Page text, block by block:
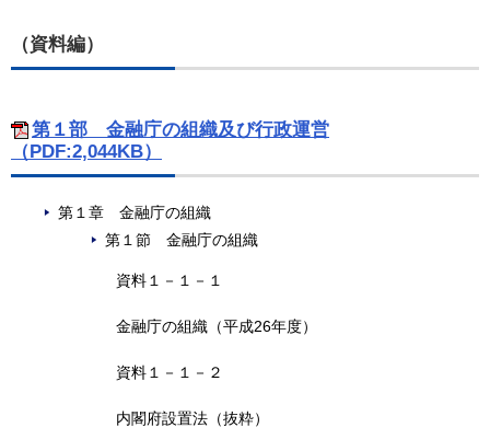
（資料編）
第１部 金融庁の組織及び行政運営
（PDF:2,044KB）
第１章 金融庁の組織
第１節 金融庁の組織
資料１－１－１
金融庁の組織（平成26年度）
資料１－１－２
内閣府設置法（抜粋）